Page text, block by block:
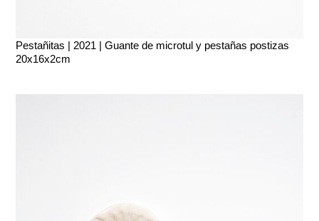
Pestañitas | 2021 | Guante de microtul y pestañas postizas
20x16x2cm